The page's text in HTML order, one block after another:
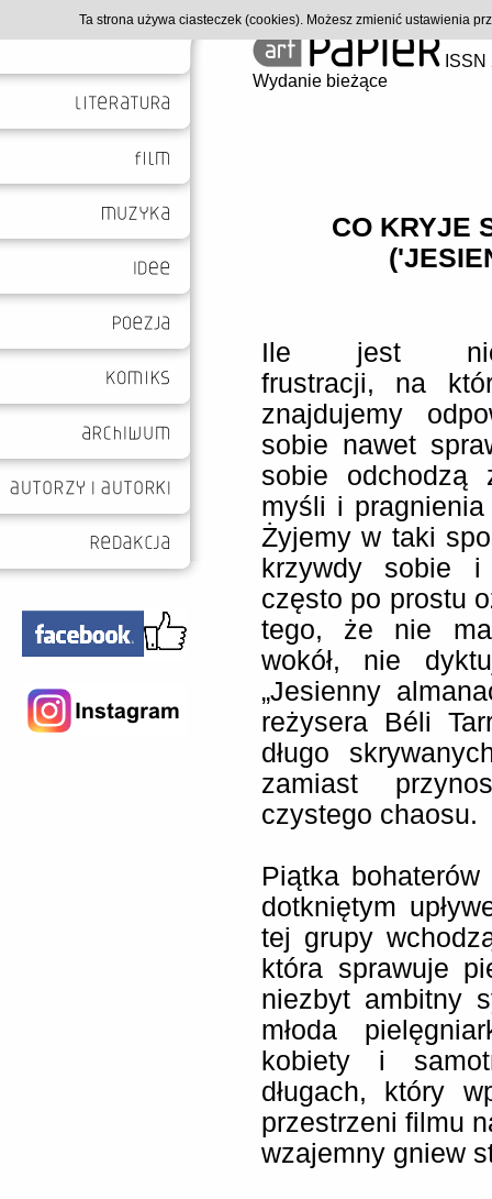
Wydanie bieżące
CO KRYJE
Ile jest
frustracji, na
znajdujemy
sobie nawet
sobie odchodzą
myśli i
Żyjemy w taki
krzywdy sobie i
często po prostu
tego, że nie
wokół, nie
„Jesienny
reżysera Béli
długo
zamiast
czystego chaosu.
Piątka
dotkniętym
tej grupy
która sprawuje
niezbyt ambitny
młoda
kobiety i
długach, który
przestrzeni filmu
wzajemny gniew
Ta strona używa ciasteczek (cookies). Możesz zmienić ustawienia